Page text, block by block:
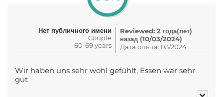
Нет публичного имени
Couple
60-69 years
Reviewed: 2 года(лет)
назад (10/03/2024)
Дата опыта: 03/2024
Wir haben uns sehr wohl gefühlt, Essen war sehr
gut